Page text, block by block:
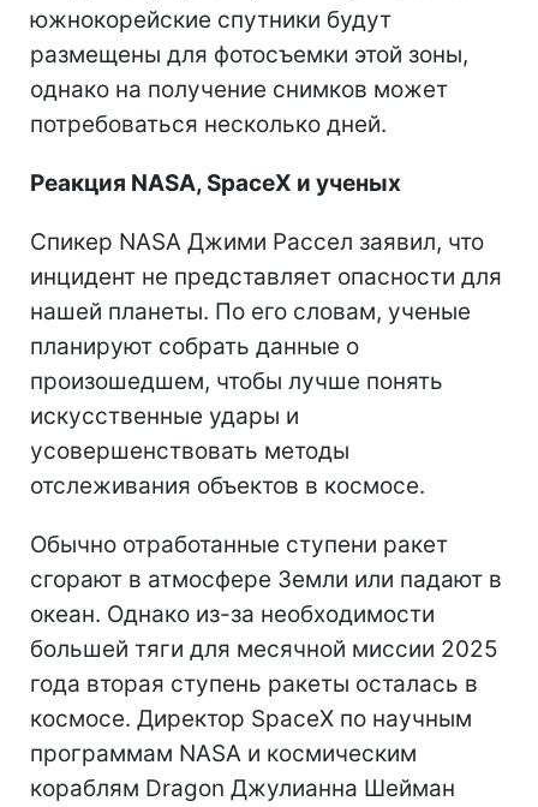
южнокорейские спутники будут
размещены для фотосъемки этой зоны,
однако на получение снимков может
потребоваться несколько дней.
Реакция NASA, SpaceX и ученых
Спикер NASA Джими Рассел заявил, что
инцидент не представляет опасности для
нашей планеты. По его словам, ученые
планируют собрать данные о
произошедшем, чтобы лучше понять
искусственные удары и
усовершенствовать методы
отслеживания объектов в космосе.
Обычно отработанные ступени ракет
сгорают в атмосфере Земли или падают в
океан. Однако из-за необходимости
большей тяги для месячной миссии 2025
года вторая ступень ракеты осталась в
космосе. Директор SpaceX по научным
программам NASA и космическим
кораблям Dragon Джулианна Шейман